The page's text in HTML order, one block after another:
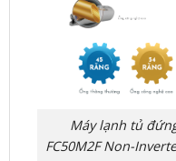
Máy lạnh tủ
FC50M2F Non-